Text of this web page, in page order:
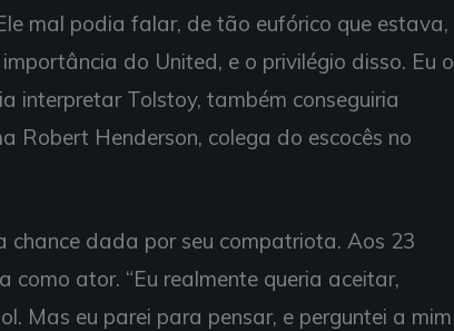
mal podia falar, de tão eufórico que estava,
do United, e o privilégio disso. Eu o
interpretar Tolstoy, também conseguiria
Robert Henderson, colega do escocês no
chance dada por seu compatriota. Aos 23
como ator. “Eu realmente queria aceitar,
Mas eu parei para pensar, e perguntei a mim